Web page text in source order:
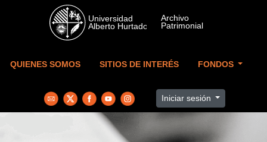
Skip to main content
QUIENES SOMOS SITIOS DE INTERÉS FONDOS
Iniciar sesión